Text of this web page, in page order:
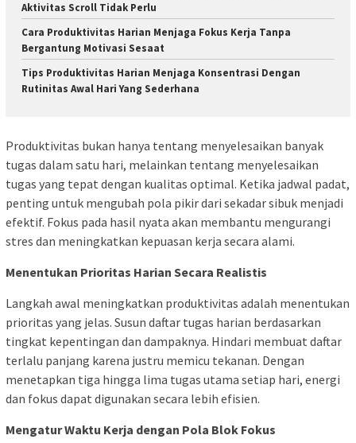
Aktivitas Scroll Tidak Perlu
Cara Produktivitas Harian Menjaga Fokus Kerja Tanpa
Bergantung Motivasi Sesaat
Tips Produktivitas Harian Menjaga Konsentrasi Dengan
Rutinitas Awal Hari Yang Sederhana
Produktivitas bukan hanya tentang menyelesaikan banyak
tugas dalam satu hari, melainkan tentang menyelesaikan
tugas yang tepat dengan kualitas optimal. Ketika jadwal padat,
penting untuk mengubah pola pikir dari sekadar sibuk menjadi
efektif. Fokus pada hasil nyata akan membantu mengurangi
stres dan meningkatkan kepuasan kerja secara alami.
Menentukan Prioritas Harian Secara Realistis
Langkah awal meningkatkan produktivitas adalah menentukan
prioritas yang jelas. Susun daftar tugas harian berdasarkan
tingkat kepentingan dan dampaknya. Hindari membuat daftar
terlalu panjang karena justru memicu tekanan. Dengan
menetapkan tiga hingga lima tugas utama setiap hari, energi
dan fokus dapat digunakan secara lebih efisien.
Mengatur Waktu Kerja dengan Pola Blok Fokus